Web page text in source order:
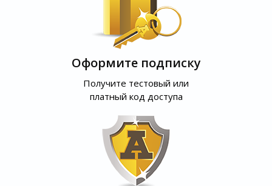
Оформите подписку
Получите тестовый или
платный код доступа